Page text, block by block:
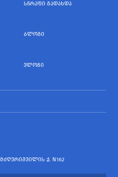
ᲡᲬᲠᲐᲤᲘ ᲒᲐᲓᲐᲮᲓᲐ
ᲑᲚᲝᲒᲘ
ᲕᲚᲝᲒᲘ
Ქ. N162